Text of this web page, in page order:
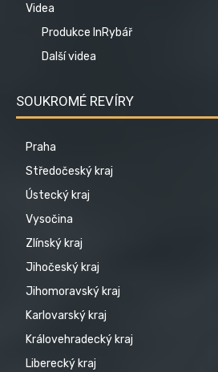
Videa
Produkce InRybář
Další videa
SOUKROMÉ REVÍRY
Praha
Středočeský kraj
Ústecký kraj
Vysočina
Zlínský kraj
Jihočeský kraj
Jihomoravský kraj
Karlovarský kraj
Královehradecký kraj
Liberecký kraj